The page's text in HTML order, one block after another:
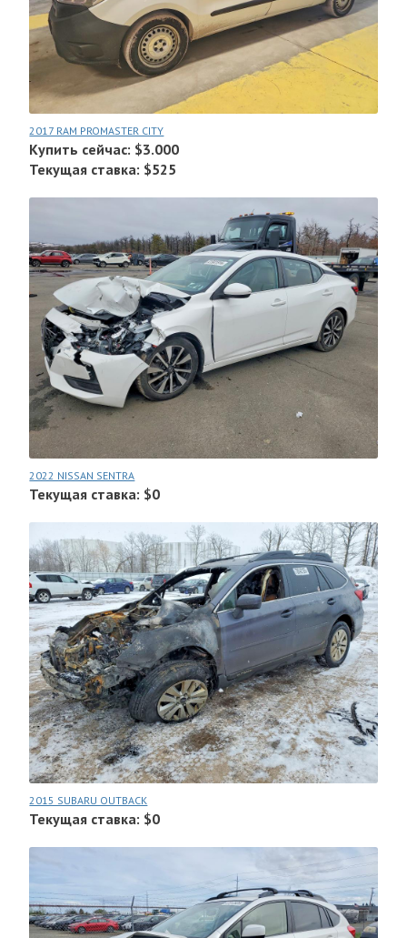
2017 RAM PROMASTER CITY
Купить сейчас: $3.000
Текущая ставка: $525
2022 NISSAN SENTRA
Текущая ставка: $0
2015 SUBARU OUTBACK
Текущая ставка: $0